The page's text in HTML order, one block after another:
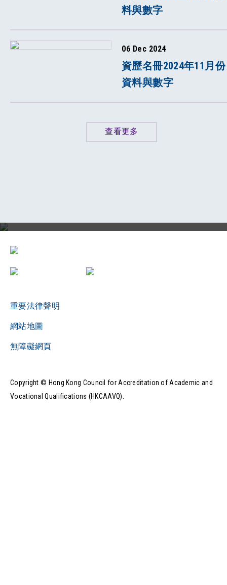
料與數字
06 Dec 2024
資歷名冊2024年11月份
資料與數字
查看更多
評審局三十周年誌慶影片
重要法律聲明
網站地圖
無障礙網頁
Copyright © Hong Kong Council for Accreditation of Academic and
Vocational Qualifications (HKCAAVQ).